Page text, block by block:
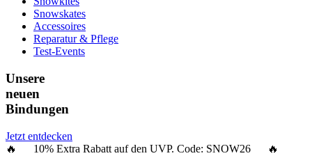
Snowskates
Accessoires
Reparatur & Pflege
Test-Events
Unsere
neuen
Bindungen
Jetzt entdecken
🔥 10% Extra Rabatt auf den UVP. Code: SNOW26 🔥